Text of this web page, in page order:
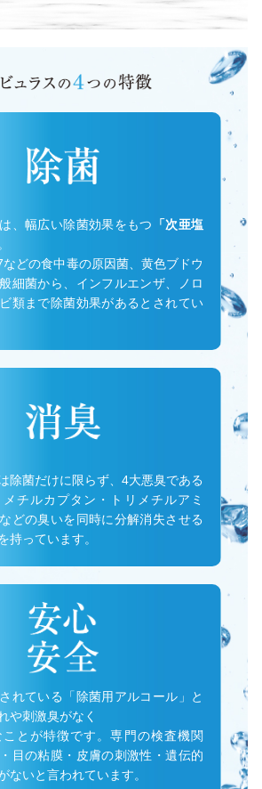
、幅広い除菌効果をもつ
「次亜塩
どの食中毒の原因菌、黄色ブドウ
細菌から、インフルエンザ、ノロ
類まで除菌効果があるとされてい
除菌だけに限らず、4大悪臭である
チルカプタン・トリメチルアミ
どの臭いを同時に分解消失させる
持っています。
れている「除菌用アルコール」と
や刺激臭がなく
ことが特徴です。専門の検査機関
目の粘膜・皮膚の刺激性・遺伝的
ないと言われています。